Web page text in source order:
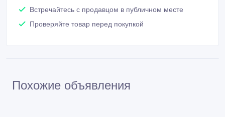
Встречайтесь с продавцом в публичном месте
Проверяйте товар перед покупкой
Похожие объявления